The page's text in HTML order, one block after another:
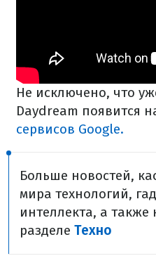
Не исключено, что
Daydream появится
сервисов Google.
Больше новостей,
мира технологий,
интеллекта, а также
разделе Техно